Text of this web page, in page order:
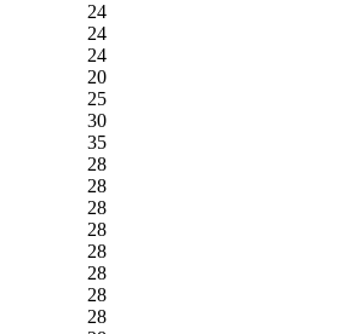
24
24
24
20
25
30
35
28
28
28
28
28
28
28
28